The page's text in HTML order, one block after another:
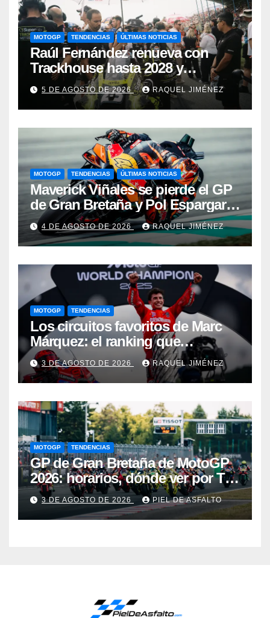
MOTOGP TENDENCIAS ÚLTIMAS NOTICIAS
Raúl Fernández renueva con
Trackhouse hasta 2028 y
consolida su papel como una de
las piezas clave del proyecto de
Aprilia
5 DE AGOSTO DE 2026 RAQUEL JIMÉNEZ
MOTOGP TENDENCIAS ÚLTIMAS NOTICIAS
Maverick Viñales se pierde el GP
de Gran Bretaña y Pol Espargaró
volverá a MotoGP como sustituto
4 DE AGOSTO DE 2026 RAQUEL JIMÉNEZ
MOTOGP TENDENCIAS
Los circuitos favoritos de Marc
Márquez: el ranking que
demuestra dónde ha construido
su leyenda en MotoGP
3 DE AGOSTO DE 2026 RAQUEL JIMÉNEZ
MOTOGP TENDENCIAS
GP de Gran Bretaña de MotoGP
2026: horarios, dónde ver por TV
y una lucha por el Mundial al rojo
vivo
3 DE AGOSTO DE 2026 PIEL DE ASFALTO